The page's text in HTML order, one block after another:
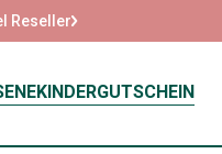
Reseller
KINDERGUTSCHEIN